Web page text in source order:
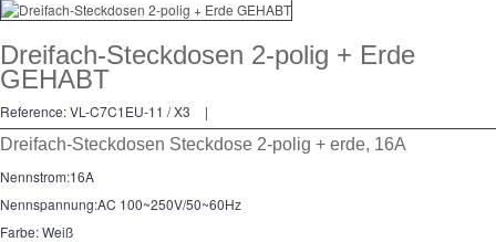
Steckdose
Spéciales
Pièces
Dreifach-Steckdosen 2-polig + Erde
GEHABT
Reference:VL-C7C1EU-11 / X3
|
Dreifach-Steckdosen Steckdose 2-polig + erde, 16A
Nennstrom:16A
Nennspannung:AC 100~250V/50~60Hz
Farbe:Weiß